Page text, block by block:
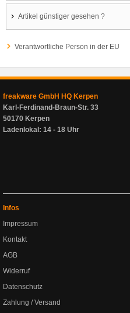
Artikel günstiger gesehen ?
Verantwortliche Person in der EU
freakware GmbH HQ Kerpen
Karl-Ferdinand-Braun-Str. 33
50170 Kerpen
Ladenlokal: 14 - 18 Uhr
Infos
Impressum
Kontakt
AGB
Widerruf
Datenschutz
Zahlung / Versand